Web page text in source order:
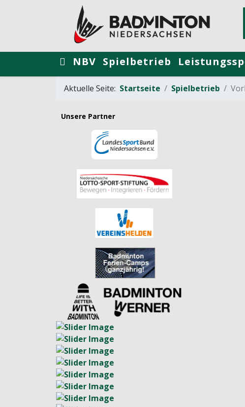
NBV Spielbetrieb
Aktuelle Seite: Startseite Spielbetrieb
Unsere Partner